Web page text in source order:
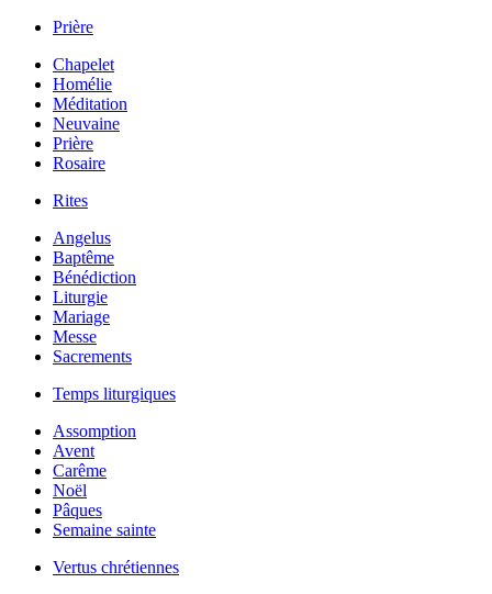
Prière
Chapelet
Homélie
Méditation
Neuvaine
Prière
Rosaire
Rites
Angelus
Baptême
Bénédiction
Liturgie
Mariage
Messe
Sacrements
Temps liturgiques
Assomption
Avent
Carême
Noël
Pâques
Semaine sainte
Vertus chrétiennes